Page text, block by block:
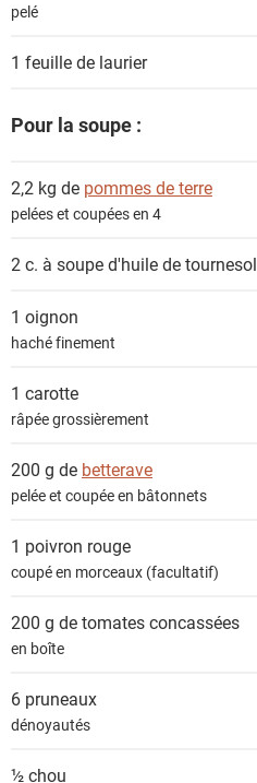
pelé
1 feuille de laurier
Pour la soupe :
2,2 kg de pommes de terre
pelées et coupées en 4
2 c. à souped'huile de tournesol
1 oignon
haché finement
1 carotte
râpée grossièrement
200 g de betterave
pelée et coupée en bâtonnets
1 poivron rouge
coupé en morceaux (facultatif)
200 g detomates concassées
en boîte
6 pruneaux
dénoyautés
½chou